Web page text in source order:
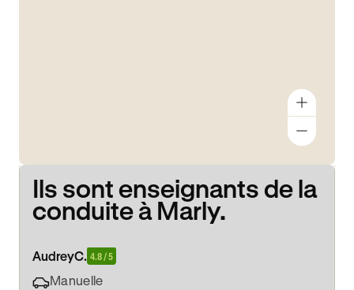
Ils sont enseignants de la
conduite à Marly.
AudreyC. 4.8 / 5
Manuelle